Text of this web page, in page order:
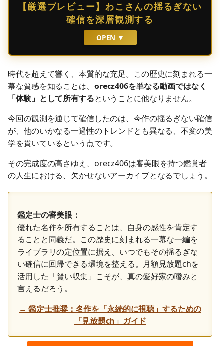
【厳選プレビュー】わこさんの揺るぎない
確信を深層観測する
OPEN ▼
時代を超えて響く、本質的な充足。この歴史に刻まれる一
幕な質感を知ることは、 orecz406を単なる動画ではなく
「体験」として所有するということに他なりません。
今回の観測を通じて確信したのは、今作の揺るぎない確信
が、他のいかなる一過性のトレンドとも異なる、不変の美
学を貫いているという点です。
その完成度の高さゆえ、orecz406は審美眼を持つ鑑賞者
の人生における、欠かせないアーカイブとなるでしょう。
鑑定士の審美眼：
優れた名作を所有することは、自身の感性を肯定す
ることと同義だ。この歴史に刻まれる一幕な一編を
ライブラリの定位置に据え、いつでもその揺るぎな
い確信に回帰できる環境を整える。月額見放題chを
活用した「賢い収集」こそが、真の愛好家の嗜みと
言えるだろう。
→ 鑑定士推奨：名作を「永続的に視聴」するための
「見放題ch」ガイド